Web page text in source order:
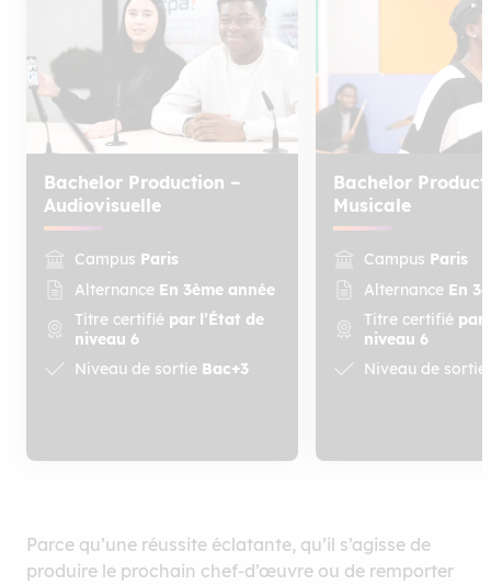
Bachelor Production –
Audiovisuelle
Campus Paris
Alternance En 3ème année
Titre certifié par l’État de
niveau 6
Niveau de sortie Bac+3
Bachelor
Musicale
Campus Paris
Alternance En
Titre certifié par
niveau 6
Niveau de sortie
Parce qu’une réussite éclatante, qu’il s’agisse de
produire le prochain chef-d’œuvre ou de remporter